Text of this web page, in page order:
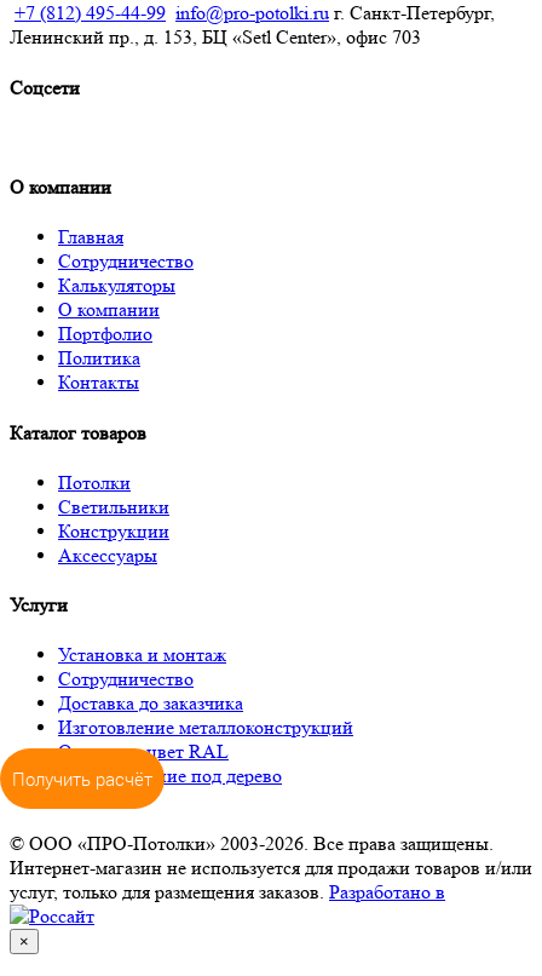
+7 (812) 495-44-99 info@pro-potolki.ru г. Санкт-Петербург,
Ленинский пр., д. 153, БЦ «Setl Center», офис 703
Соцсети
О компании
Главная
Сотрудничество
Калькуляторы
О компании
Портфолио
Политика
Контакты
Каталог товаров
Потолки
Светильники
Конструкции
Аксессуары
Услуги
Установка и монтаж
Сотрудничество
Доставка до заказчика
Изготовление металлоконструкций
Окраска в цвет RAL
Декорирование под дерево
© ООО «ПРО-Потолки» 2003-2026. Все права защищены.
Интернет-магазин не используется для продажи товаров и/или
услуг, только для размещения заказов. Разработано в
×
Получить расчёт